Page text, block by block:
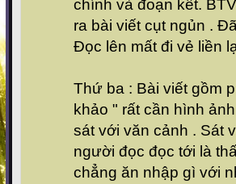
chính và đoạn kết.
ra bài viết cụt ngủn .
Đọc lên mất đi vẻ liền
Thứ ba : Bài viết gồm
khảo " rất cần hình
sát với văn cảnh . Sát
người đọc đọc tới là
chẳng ăn nhập gì với